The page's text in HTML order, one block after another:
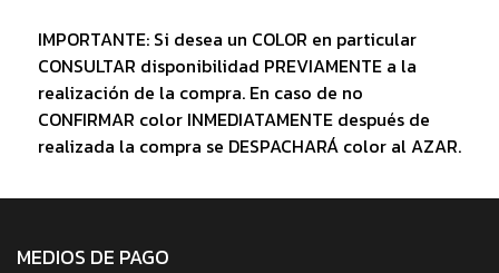
IMPORTANTE: Si desea un COLOR en particular
CONSULTAR disponibilidad PREVIAMENTE a la
realización de la compra. En caso de no
CONFIRMAR color INMEDIATAMENTE después de
realizada la compra se DESPACHARÁ color al AZAR.
MEDIOS DE PAGO